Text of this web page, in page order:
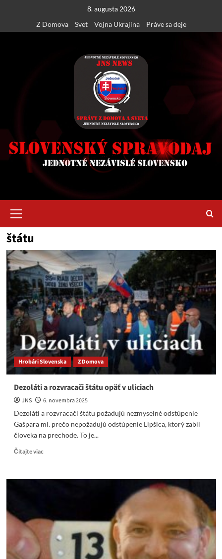
content
8. augusta 2026
Z Domova
Svet Vojna Ukrajina Práve sa deje
Menu
štátu
Hrobári Slovenska Z Domova
Dezoláti a rozvracači štátu opäť v uliciach
JNS
6. novembra 2025
Dezoláti a rozvracači štátu požadujú nezmyselné odstúpenie
Gašpara ml. prečo nepožadujú odstúpenie Lipšica, ktorý zabil
človeka na prechode. To je...
Čítajte viacRead
Dezoláti
opäť
uliciach